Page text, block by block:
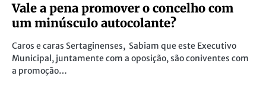
Vale a pena promover o concelho com
um minúsculo autocolante?
Caros e caras Sertaginenses, Sabiam que este Executivo
Municipal, juntamente com a oposição, são coniventes com
a promoção…